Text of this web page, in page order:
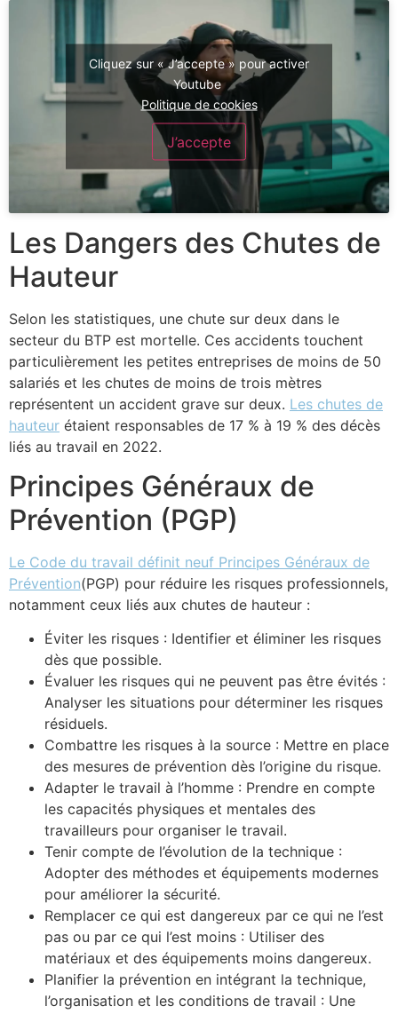
Cliquez sur « J’accepte » pour activer
Youtube
Politique de cookies
J’accepte
Les Dangers des Chutes de
Hauteur
Selon les statistiques, une chute sur deux dans le
secteur du BTP est mortelle. Ces accidents touchent
particulièrement les petites entreprises de moins de 50
salariés et les chutes de moins de trois mètres
représentent un accident grave sur deux. Les chutes de
hauteur étaient responsables de 17 % à 19 % des décès
liés au travail en 2022.
Principes Généraux de
Prévention (PGP)
Le Code du travail définit neuf Principes Généraux de
Prévention(PGP) pour réduire les risques professionnels,
notamment ceux liés aux chutes de hauteur :
Éviter les risques : Identifier et éliminer les risques
dès que possible.
Évaluer les risques qui ne peuvent pas être évités :
Analyser les situations pour déterminer les risques
résiduels.
Combattre les risques à la source : Mettre en place
des mesures de prévention dès l’origine du risque.
Adapter le travail à l’homme : Prendre en compte
les capacités physiques et mentales des
travailleurs pour organiser le travail.
Tenir compte de l’évolution de la technique :
Adopter des méthodes et équipements modernes
pour améliorer la sécurité.
Remplacer ce qui est dangereux par ce qui ne l’est
pas ou par ce qui l’est moins : Utiliser des
matériaux et des équipements moins dangereux.
Planifier la prévention en intégrant la technique,
l’organisation et les conditions de travail : Une